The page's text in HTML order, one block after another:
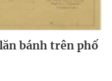
bánh trên phố